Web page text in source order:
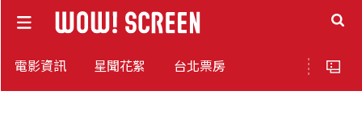
電影資訊 星聞花絮 台北票房